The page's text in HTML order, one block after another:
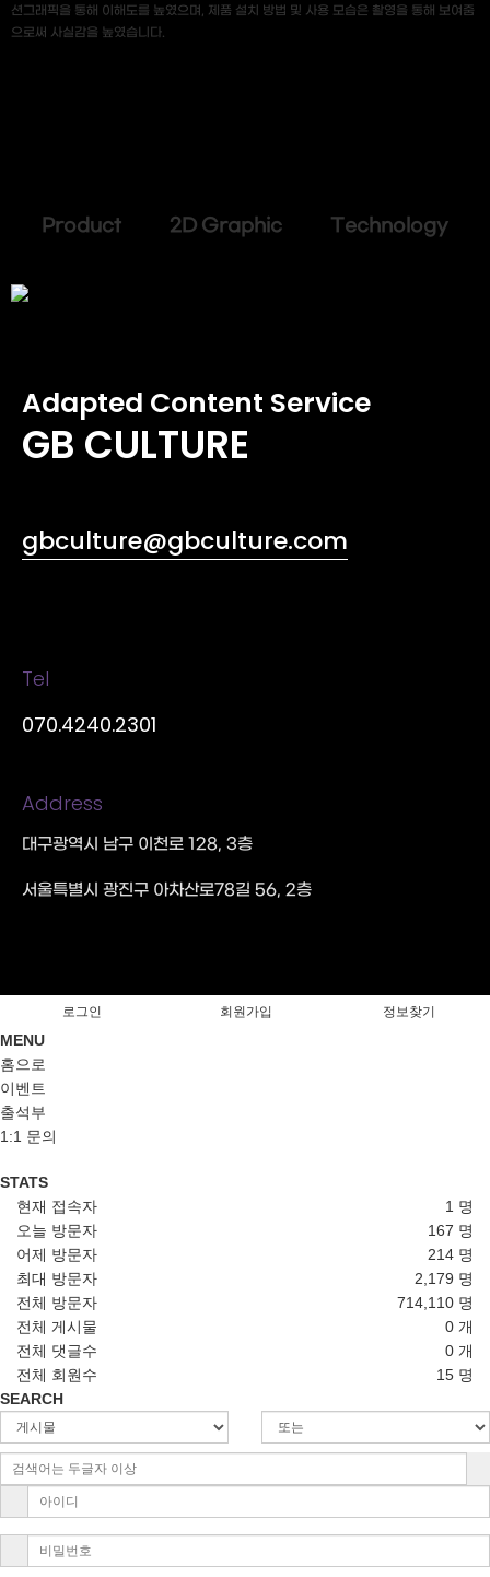
션그래픽을 통해 이해도를 높였으며, 제품 설치 방법 및 사용 모습은 촬영을 통해 보여줌
으로써 사실감을 높였습니다.
Product 2D Graphic Technology
Adapted Content Service
GB CULTURE
gbculture@gbculture.com
Tel
070.4240.2301
Address
대구광역시 남구 이천로 128, 3층
서울특별시 광진구 아차산로78길 56, 2층
로그인 회원가입 정보찾기
MENU
홈으로
이벤트
출석부
1:1 문의
STATS
1 명
현재 접속자
167 명
오늘 방문자
214 명
어제 방문자
2,179 명
최대 방문자
714,110 명
전체 방문자
0 개
전체 게시물
0 개
전체 댓글수
15 명
전체 회원수
SEARCH